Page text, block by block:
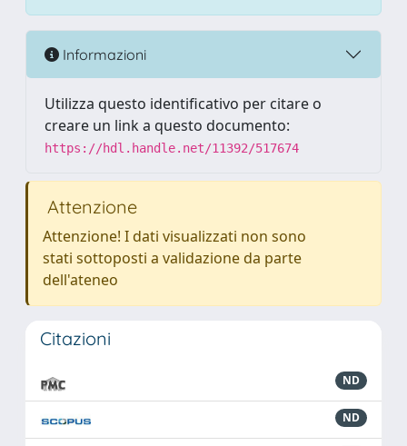
Informazioni
Utilizza questo identificativo per citare o
creare un link a questo documento:
https://hdl.handle.net/11392/517674
Attenzione
Attenzione! I dati visualizzati non sono
stati sottoposti a validazione da parte
dell'ateneo
Citazioni
ND
ND